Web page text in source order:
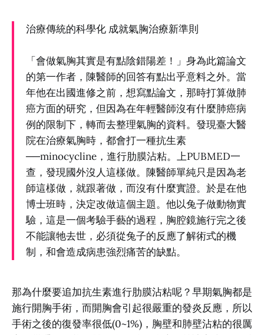
治療傳統的科學化 成就氣胸治療新準則
「會做氣胸其實是有點陰錯陽差！」身為此篇論文
的第一作者，陳醫師的回答有點出乎意料之外。當
年他在出國進修之前，想寫點論文，那時打算做肺
癌方面的研究，但因為在年輕醫師沒有什麼肺癌病
例的限制下，轉而去整理氣胸的資料。發現臺大醫
院在治療氣胸時，都會打一種抗生素
──minocycline，進行肋膜沾粘。上PUBMED一
查，發現國外沒人這樣做。陳醫師單純只是因為老
師這樣做，就跟著做，而沒有什麼實證。於是在他
博士班時，決定改做這個主題。他以兔子做動物實
驗，這是一個考驗手藝的過程，胸腔鏡施行完之後
不能讓牠去世，必須從兔子的反應了解術式的機
制，和會造成病患強烈痛苦的缺點。
那為什麼要追加抗生素進行肋膜沾粘呢？早期氣胸都是
施行開胸手術，而開胸會引起很嚴重的發炎反應，所以
手術之後的復發率很低(0~1%)，胸壁和肺壁沾粘的很厲